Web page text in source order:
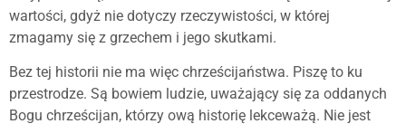
wartości, gdyż nie dotyczy rzeczywistości, w której
zmagamy się z grzechem i jego skutkami.
Bez tej historii nie ma więc chrześcijaństwa. Piszę to ku
przestrodze. Są bowiem ludzie, uważający się za oddanych
Bogu chrześcijan, którzy ową historię lekceważą. Nie jest